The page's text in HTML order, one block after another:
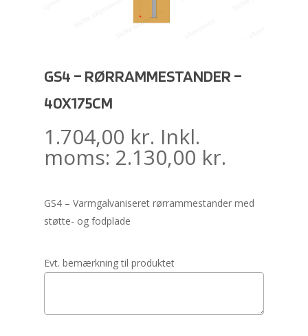
GS4 – RØRRAMMESTANDER –
40X175CM
1.704,00 kr. Inkl.
moms: 2.130,00 kr.
GS4 – Varmgalvaniseret rørrammestander med
støtte- og fodplade
Evt. bemærkning til produktet